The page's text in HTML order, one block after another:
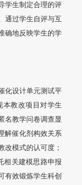
学生制定合理的评
通过学生自评与互
确地反映学生的学
化设计单元测试平
本教改项目对学生
名教学问卷调查显
解催化剂构效关系
改模式的认可度；
相关建模思路申报
有效锻炼学生科创